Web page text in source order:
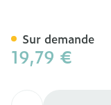
19,79 €
Sur demande